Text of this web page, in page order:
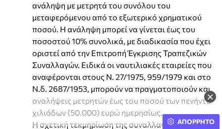
×
ανάληψη με μετρητά του συνόλου του
μεταφερόμενου από το εξωτερικό χρηματικού
ποσού. Η ανάληψη μπορεί να γίνεται έως του
ποσοστού 10% συνολικά, με διαδικασία που έχει
οριστεί από την Επιτροπή Έγκρισης Τραπεζικών
Συναλλαγών. Ειδικά οι ναυτιλιακές εταιρείες που
αναφέρονται στους Ν. 27/1975, 959/1979 και στο
Ν.δ. 2687/1953, μπορούν να πραγματοποιούν και
αναλήψεις μετρητών έως του ποσού των πενήντα
χιλιάδων (50.000) ευρώ ημερησίως.
Η σχετική τεκμηρίωση της συναλλαγής εισροής
ΑΠΟΡΡΗΤΟ